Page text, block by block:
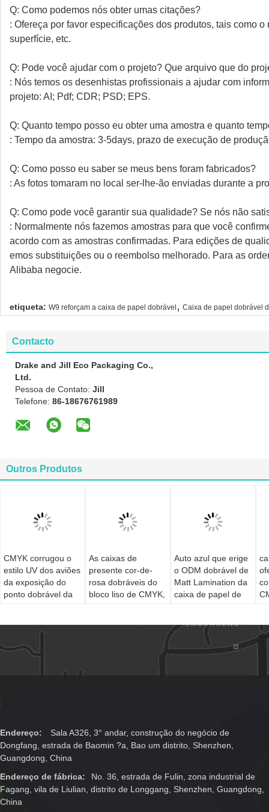
Q: Como podemos nós obter umas citações?
: Ofereça por favor especificações dos produtos, tais como
superfície, etc.
Q: Pode você ajudar com o projeto? Que arquivo que do
: Nós temos os desenhistas profissionais a ajudar com
projeto: AI; Pdf; CDR; PSD; EPS.
Q: Quanto tempo posso eu obter uma amostra e quanto
: Tempo da amostra: 3-5days, prazo de execução de
Q: Como posso eu saber se meus bens foram fabricados?
: As fotos tomaram no local ser-lhe-ão enviadas durante a
Q: Como pode você garantir sua qualidade? Se nós não
: Normalmente nós fazemos amostras para que você
acordo com as amostras confirmadas. Para edições de
emos substituições ou o reembolso melhorado. Para as
Alibaba negocie.
etiqueta: W9 reforçam a caixa de papel dobrável , Caixa de papel dobrável
Contacto
Drake and Jill Eco Packaging Co.,
Ltd.
Pessoa de Contato: Jill
Telefone: 86-18676761989
Outros Produtos
CMYK corrugou o
estilo UV dos aviões
da exposição do
ponto dobrável da
As caixas de
presente cor-de-
rosa dobráveis do
bloco liso de CMYK,
Auto azul que erige
o ODM dobrável de
Matt Lamination da
caixa de papel de
Endereço:
Sala A326, 3° andar, construção do negócio de
Dongfang, estrada de Baomin ?a, Bao um distrito, Shenzhen,
Guangdong, China
Endereço de fábrica:
No. 36, estrada de Fulin, zona industrial de
Fagang, vila de Liulian, distrito de Longgang, Shenzhen, Guangdong,
China